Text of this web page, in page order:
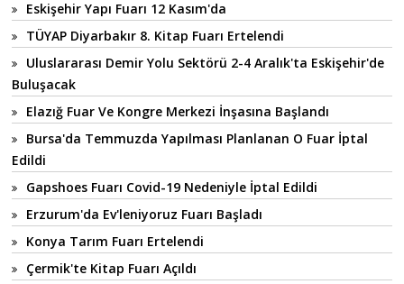
Eskişehir Yapı Fuarı 12 Kasım'da
TÜYAP Diyarbakır 8. Kitap Fuarı Ertelendi
Uluslararası Demir Yolu Sektörü 2-4 Aralık'ta Eskişehir'de
Buluşacak
Elazığ Fuar Ve Kongre Merkezi İnşasına Başlandı
Bursa'da Temmuzda Yapılması Planlanan O Fuar İptal
Edildi
Gapshoes Fuarı Covid-19 Nedeniyle İptal Edildi
Erzurum'da Ev'leniyoruz Fuarı Başladı
Konya Tarım Fuarı Ertelendi
Çermik'te Kitap Fuarı Açıldı